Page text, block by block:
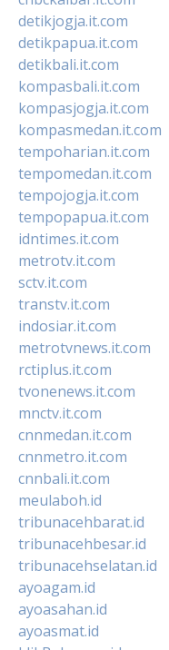
detikjogja.it.com
detikpapua.it.com
detikbali.it.com
kompasbali.it.com
kompasjogja.it.com
kompasmedan.it.com
tempoharian.it.com
tempomedan.it.com
tempojogja.it.com
tempopapua.it.com
idntimes.it.com
metrotv.it.com
sctv.it.com
transtv.it.com
indosiar.it.com
metrotvnews.it.com
rctiplus.it.com
tvonenews.it.com
mnctv.it.com
cnnmedan.it.com
cnnmetro.it.com
cnnbali.it.com
meulaboh.id
tribunacehbarat.id
tribunacehbesar.id
tribunacehselatan.id
ayoagam.id
ayoasahan.id
ayoasmat.id